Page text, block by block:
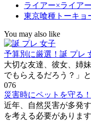
ライアー×ライアー
東京喰種トーキョ
You may also like
予算別に厳選！誕 プレ
大切な友達、彼女、姉
でもらえるだろう？」
076
災害時にペットを守る
近年、自然災害が多発
を考える必要がありま